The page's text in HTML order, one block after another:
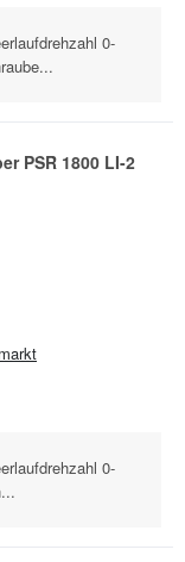
0-
PSR 1800 LI-2
0-